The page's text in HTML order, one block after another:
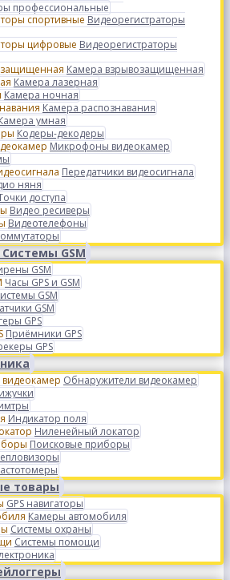
профессиональные
Видеорегистраторы
Видеорегистраторы
Камера взрывозащищенная
Камера лазерная
Камера ночная
Камера распознавания
умная
Кодеры-декодеры
Микрофоны видеокамер
Передатчики видеосигнала
няня
доступа
Видео ресиверы
Видеотелефоны
GSM
GSM
Часы GPS и GSM
GSM
GSM
GPS
Приёмники GPS
GPS
Обнаружители видеокамер
Индикатор поля
Ниленейный локатор
Поисковые приборы
товары
GPS навигаторы
Камеры автомобиля
Системы охраны
Системы помощи